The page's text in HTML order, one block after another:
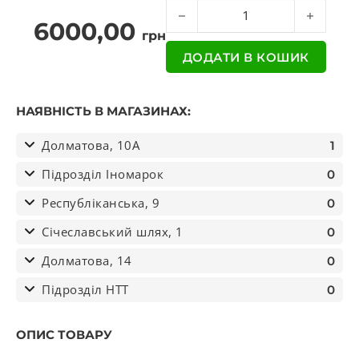
6000,00 грн
Склопідіймач правий МАЗ 5440
ДОДАТИ В КОШИК
НАЯВНІСТЬ В МАГАЗИНАХ:
Долматова, 10А 1
Підрозділ Іномарок 0
Республіканська, 9 0
Січеславський шлях, 1 0
Долматова, 14 0
Підрозділ НТТ 0
ОПИС ТОВАРУ